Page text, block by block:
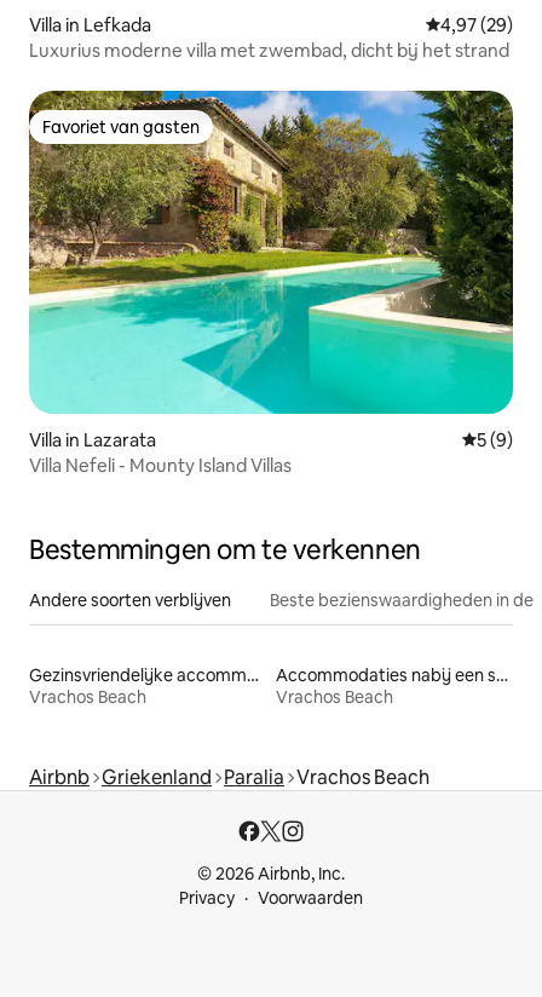
Villa in Lefkada Gemiddelde
4,97 (29)
Luxurius moderne villa met zwembad, dicht bij het strand
Favoriet van gasten
Favoriet van gasten
Villa in Lazarata
5 (9)
Villa Nefeli - Mounty Island Villas
Bestemmingen om te verkennen
Andere soorten verblijven Beste bezienswaardigheden in de
Gezinsvriendelijke accommodaties
Vrachos Beach
Accommodaties nabij een strand
Vrachos Beach
Airbnb Griekenland Paralia Vrachos Beach
© 2026 Airbnb, Inc.
Privacy
Voorwaarden